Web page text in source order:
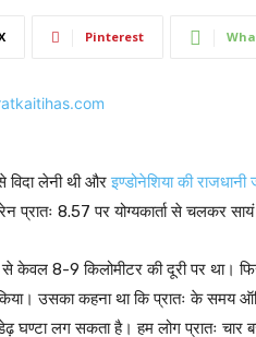
Pinterest
विदा लेनी थी औरइण्डोनेशिया की राजधानी
प्रातः 8.57 पर योग्यकार्ता से चलकर
केवल 8-9 किलोमीटर की दूरी पर था।
उसका कहना था कि प्रातः के समय
घण्टा लग सकता है। हम लोग प्रातः